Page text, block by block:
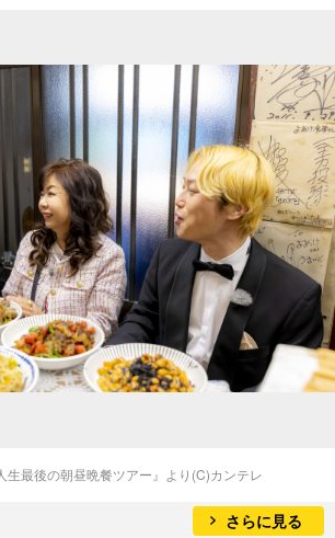
生最後の朝昼晩餐ツアー』より(C)カンテレ
さらに見る